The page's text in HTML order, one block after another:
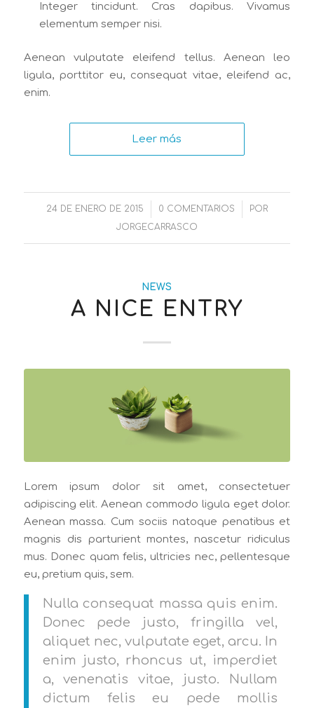
Integer tincidunt. Cras dapibus. Vivamus
elementum semper nisi.
Aenean vulputate eleifend tellus. Aenean leo
ligula, porttitor eu, consequat vitae, eleifend ac,
enim.
Leer más
24 DE ENERO DE 2015
/ 0 COMENTARIOS
/
POR
JORGECARRASCO
NEWS
A NICE ENTRY
Lorem ipsum dolor sit amet, consectetuer
adipiscing elit. Aenean commodo ligula eget dolor.
Aenean massa. Cum sociis natoque penatibus et
magnis dis parturient montes, nascetur ridiculus
mus. Donec quam felis, ultricies nec, pellentesque
eu, pretium quis, sem.
Nulla consequat massa quis enim.
Donec pede justo, fringilla vel,
aliquet nec, vulputate eget, arcu. In
enim justo, rhoncus ut, imperdiet
a, venenatis vitae, justo. Nullam
dictum felis eu pede mollis